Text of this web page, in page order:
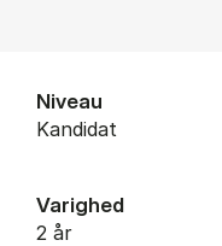
Niveau
Kandidat
Varighed
2 år